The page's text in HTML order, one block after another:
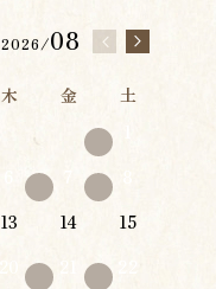
2026/08
木 金
土
13 14
15
21